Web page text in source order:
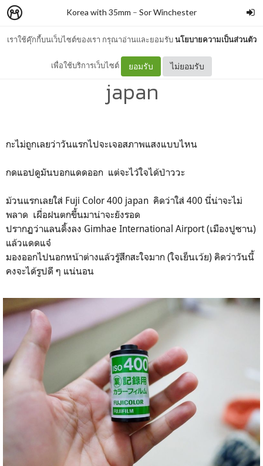
เราใช้คุ๊กกี้บนเว็บไซต์ของเรา กรุณาอ่านและยอมรับนโยบายความเป็นส่วนตัว
เพื่อใช้บริการเว็บไซต์ ยอมรับ ไม่ยอมรับ
Korea with 35mm – Sor Winchester
ม้วนที่ 1 : Fuji Color 400
japan
กะไม่ถูกเลยว่าวันแรกไปจะเจอสภาพแสงแบบไหน
กดแอปดูมันบอกแดดออก แต่จะไว้ใจได้ป่าววะ
ม้วนแรกเลยใส่ Fuji Color 400 japan คิดว่าใส่ 400 นี่น่าจะไม่
พลาด เผื่อฝนตกขึ้นมาน่าจะยังรอด
ปรากฏว่าแลนดิ้งลง Gimhae International Airport (เมืองปูซาน)
แล้วแดดแจ๋
มองออกไปนอกหน้าต่างแล้วรู้สึกสะใจมาก (ใจเย็นเว้ย) คิดว่าวันนี้
คงจะได้รูปดี ๆ แน่นอน